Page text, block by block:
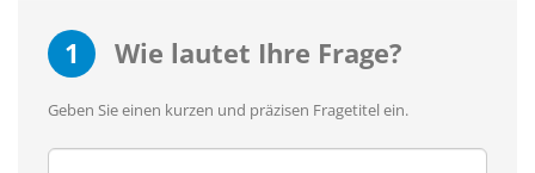
1 Wie lautet Ihre Frage?
Geben Sie einen kurzen und präzisen Fragetitel ein.